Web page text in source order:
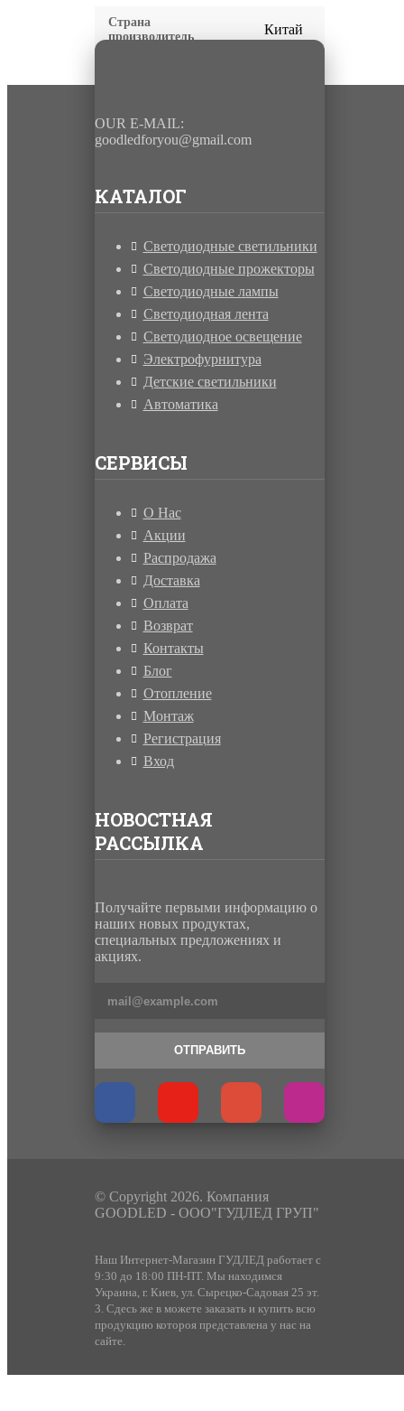
Страна
производитель
Китай
OUR E-MAIL:
goodledforyou@gmail.cоm
КАТАЛОГ
Светодиодные светильники
Светодиодные прожекторы
Светодиодные лампы
Светодиодная лента
Светодиодное освещение
Электрофурнитура
Детские светильники
Автоматика
СЕРВИСЫ
О Нас
Акции
Распродажа
Доставка
Оплата
Возврат
Контакты
Блог
Отопление
Монтаж
Регистрация
Вход
НОВОСТНАЯ
РАССЫЛКА
Получайте первыми информацию о
наших новых продуктах,
специальных предложениях и
акциях.
ОТПРАВИТЬ
© Copyright 2026. Компания
GOODLED - ООО"ГУДЛЕД ГРУП"
Наш Интернет-Магазин ГУДЛЕД работает с
9:30 до 18:00 ПН-ПТ. Мы находимся
Украина, г. Киев, ул. Сырецко-Садовая 25 эт.
3. Сдесь же в можете заказать и купить всю
продукцию котороя представлена у нас на
сайте.